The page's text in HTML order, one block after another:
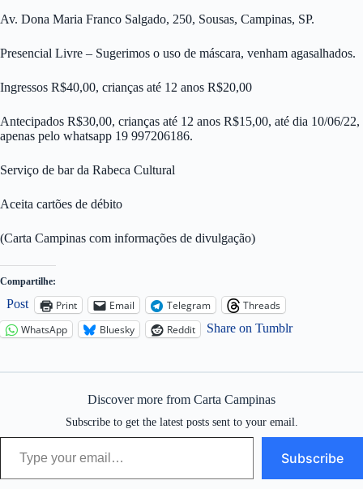
Av. Dona Maria Franco Salgado, 250, Sousas, Campinas, SP.
Presencial Livre – Sugerimos o uso de máscara, venham agasalhados.
Ingressos R$40,00, crianças até 12 anos R$20,00
Antecipados R$30,00, crianças até 12 anos R$15,00, até dia 10/06/22,
apenas pelo whatsapp 19 997206186.
Serviço de bar da Rabeca Cultural
Aceita cartões de débito
(Carta Campinas com informações de divulgação)
Compartilhe:
Post Print Email Telegram
Threads
WhatsApp
Bluesky Reddit Share on Tumblr
Discover more from Carta Campinas
Subscribe to get the latest posts sent to your email.
Type your email…
Subscribe